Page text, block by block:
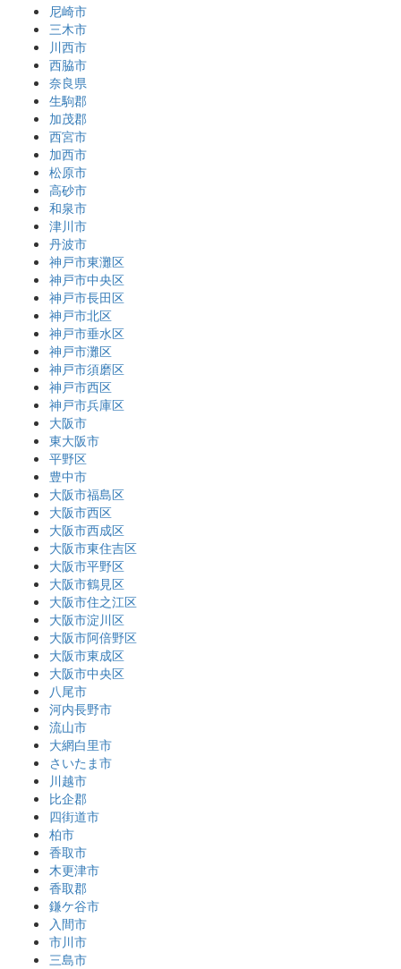
尼崎市
三木市
川西市
西脇市
奈良県
生駒郡
加茂郡
西宮市
加西市
松原市
高砂市
和泉市
津川市
丹波市
神戸市東灘区
神戸市中央区
神戸市長田区
神戸市北区
神戸市垂水区
神戸市灘区
神戸市須磨区
神戸市西区
神戸市兵庫区
大阪市
東大阪市
平野区
豊中市
大阪市福島区
大阪市西区
大阪市西成区
大阪市東住吉区
大阪市平野区
大阪市鶴見区
大阪市住之江区
大阪市淀川区
大阪市阿倍野区
大阪市東成区
大阪市中央区
八尾市
河内長野市
流山市
大網白里市
さいたま市
川越市
比企郡
四街道市
柏市
香取市
木更津市
香取郡
鎌ケ谷市
入間市
市川市
三島市